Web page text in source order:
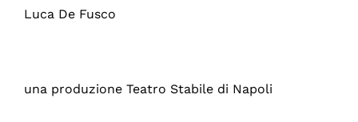
Luca De Fusco
una produzione Teatro Stabile di Napoli